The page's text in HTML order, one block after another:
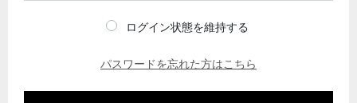
ログイン状態を維持する
パスワードを忘れた方はこちら